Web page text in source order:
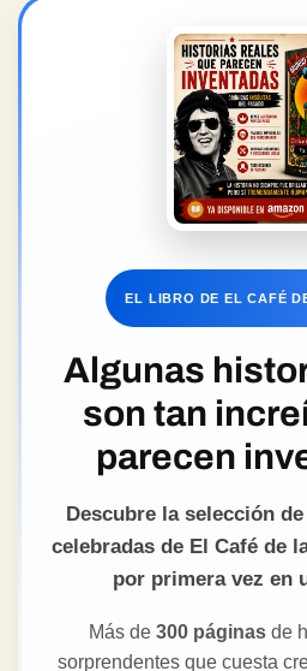
EL LIBRO DE EL CAFÉ
Algunas
son tan
parecen
Descubre la selección
celebradas de El Café de
por primera vez en
Más de 300 páginas de
sorprendentes que cuesta